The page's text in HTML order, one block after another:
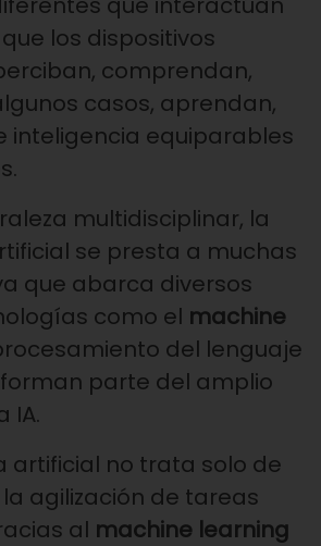
los dispositivos
comprendan,
casos, aprendan,
inteligencia equiparables
multidisciplinar, la
se presta a muchas
que abarca diversos
como el machine
del lenguaje
parte del amplio
IA.
artificial no trata solo de
agilización de tareas
al machine learning